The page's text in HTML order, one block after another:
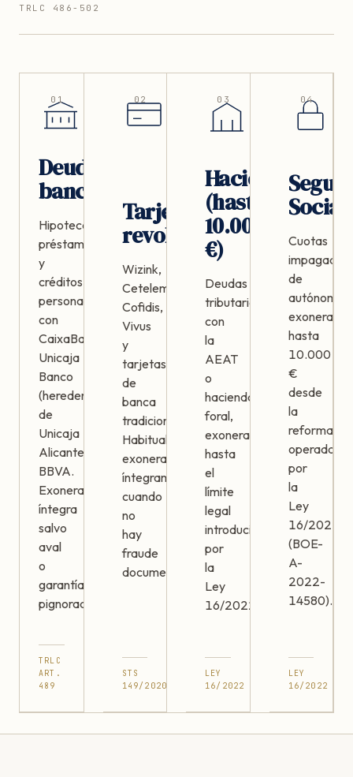
TRLC 486-502
01
Deudas
bancarias
Hipotecas,
préstamos
y
créditos
personales
con
CaixaBank,
Unicaja
Banco
(heredera
de
Unicaja
Alicante),
BBVA.
Exoneración
íntegra
salvo
aval
o
garantía
pignorada.
TRLC
ART.
489
02
Tarjetas
revolving
Wizink,
Cetelem,
Cofidis,
Vivus
y
tarjetas
de
banca
tradicional.
Habitualmente
exonerables
íntegramente
cuando
no
hay
fraude
documentado.
STS
149/2020
03
Hacienda
(hasta
10.000
€)
Deudas
tributarias
con
la
AEAT
o
hacienda
foral,
exonerables
hasta
el
límite
legal
introducido
por
la
Ley
16/2022.
LEY
16/2022
04
Social
Cuotas
impagadas
de
autónomos,
hasta
10.000
€
desde
la
reforma
operada
por
la
Ley
16/2022
(BOE-
A-
2022-
14580).
LEY
16/2022